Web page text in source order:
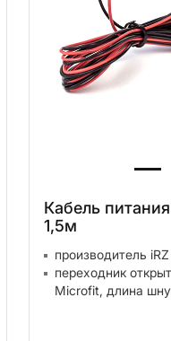
Кабель
1,5м
производитель iRZ
переходник
Microfit, длина